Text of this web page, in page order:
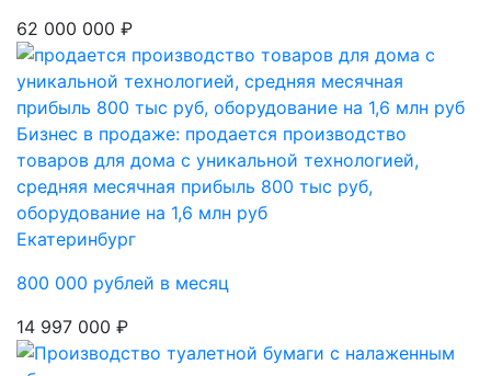
62 000 000 ₽
Бизнес в продаже: продается производство
товаров для дома с уникальной технологией,
средняя месячная прибыль 800 тыс руб,
оборудование на 1,6 млн руб
Екатеринбург
800 000 рублей в месяц
14 997 000 ₽